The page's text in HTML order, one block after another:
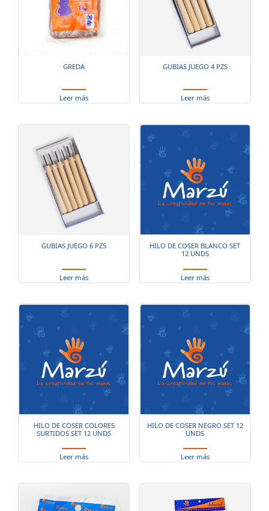
GREDA
Leer más
GUBIAS JUEGO 4 PZS
Leer más
GUBIAS JUEGO 6 PZS
Leer más
HILO DE COSER BLANCO SET
12 UNDS
Leer más
HILO DE COSER COLORES
SURTIDOS SET 12 UNDS
Leer más
HILO DE COSER NEGRO SET 12
UNDS
Leer más